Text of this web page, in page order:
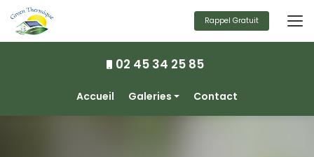
au
contenu
principal
02 45 34 25 85
Accueil
Galeries Contact
Rappel Gratuit